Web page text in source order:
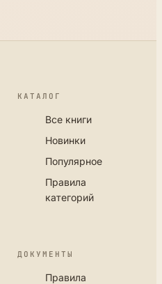
КАТАЛОГ
Все книги
Новинки
Популярное
Правила
категорий
ДОКУМЕНТЫ
Правила